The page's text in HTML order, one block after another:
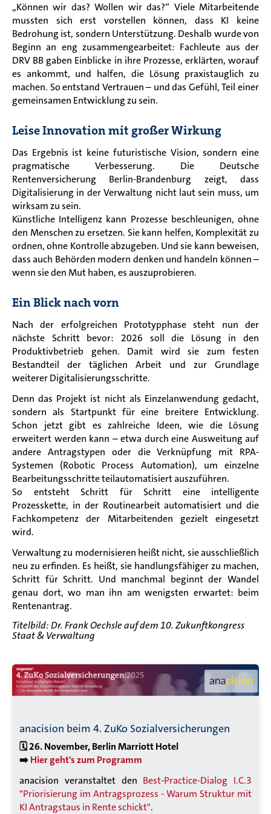
„Können wir das? Wollen wir das?“ Viele Mitarbeitende
mussten sich erst vorstellen können, dass KI keine
Bedrohung ist, sondern Unterstützung. Deshalb wurde von
Beginn an eng zusammengearbeitet: Fachleute aus der
DRV BB gaben Einblicke in ihre Prozesse, erklärten, worauf
es ankommt, und halfen, die Lösung praxistauglich zu
machen. So entstand Vertrauen – und das Gefühl, Teil einer
gemeinsamen Entwicklung zu sein.
Leise Innovation mit großer Wirkung
Das Ergebnis ist keine futuristische Vision, sondern eine
pragmatische Verbesserung. Die Deutsche
Rentenversicherung Berlin-Brandenburg zeigt, dass
Digitalisierung in der Verwaltung nicht laut sein muss, um
wirksam zu sein.
Künstliche Intelligenz kann Prozesse beschleunigen, ohne
den Menschen zu ersetzen. Sie kann helfen, Komplexität zu
ordnen, ohne Kontrolle abzugeben. Und sie kann beweisen,
dass auch Behörden modern denken und handeln können –
wenn sie den Mut haben, es auszuprobieren.
Ein Blick nach vorn
Nach der erfolgreichen Prototypphase steht nun der
nächste Schritt bevor: 2026 soll die Lösung in den
Produktivbetrieb gehen. Damit wird sie zum festen
Bestandteil der täglichen Arbeit und zur Grundlage
weiterer Digitalisierungsschritte.
Denn das Projekt ist nicht als Einzelanwendung gedacht,
sondern als Startpunkt für eine breitere Entwicklung.
Schon jetzt gibt es zahlreiche Ideen, wie die Lösung
erweitert werden kann – etwa durch eine Ausweitung auf
andere Antragstypen oder die Verknüpfung mit RPA-
Systemen (Robotic Process Automation), um einzelne
Bearbeitungsschritte teilautomatisiert auszuführen.
So entsteht Schritt für Schritt eine intelligente
Prozesskette, in der Routinearbeit automatisiert und die
Fachkompetenz der Mitarbeitenden gezielt eingesetzt
wird.
Verwaltung zu modernisieren heißt nicht, sie ausschließlich
neu zu erfinden. Es heißt, sie handlungsfähiger zu machen,
Schritt für Schritt. Und manchmal beginnt der Wandel
genau dort, wo man ihn am wenigsten erwartet: beim
Rentenantrag.
Titelbild: Dr. Frank Oechsle auf dem 10. Zukunftkongress
Staat & Verwaltung
anacision beim 4. ZuKo Sozialversicherungen
🗓️ 26. November,Berlin Marriott Hotel
➡️Hier geht's zum Programm
anacision veranstaltet den Best-Practice-Dialog I.C.3
"Priorisierung im Antragsprozess - Warum Struktur mit
KI Antragstaus in Rente schickt".